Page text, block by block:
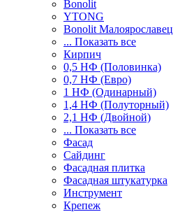
Bonolit
YTONG
Bonolit Малоярославец
... Показать все
Кирпич
0,5 НФ (Половинка)
0,7 НФ (Евро)
1 НФ (Одинарный)
1,4 НФ (Полуторный)
2,1 НФ (Двойной)
... Показать все
Фасад
Сайдинг
Фасадная плитка
Фасадная штукатурка
Инструмент
Крепеж